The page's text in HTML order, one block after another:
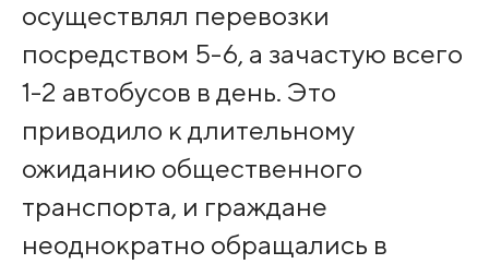
осуществлял перевозки
посредством 5-6, а зачастую всего
1-2 автобусов в день. Это
приводило к длительному
ожиданию общественного
транспорта, и граждане
неоднократно обращались в